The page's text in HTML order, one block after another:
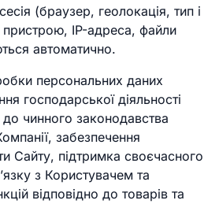
(браузер, геолокація, тип і
пристрою, IP-адреса, файли
автоматично.
персональних даних
господарської діяльності
до чинного законодавства
забезпечення
Сайту, підтримка своєчасного
з Користувачем та
відповідно до товарів та